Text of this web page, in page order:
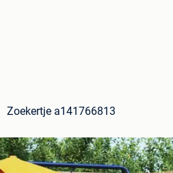
Zoekertje a141766813